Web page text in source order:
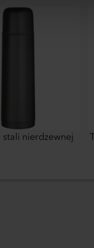
stali nierdzewnej